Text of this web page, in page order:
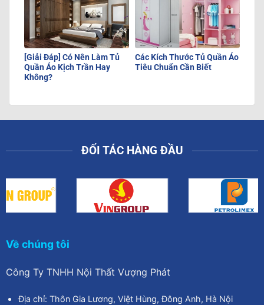
[Giải Đáp] Có Nên Làm Tủ
Quần Áo Kịch Trần Hay
Không?
Các Kích Thước Tủ Quần Áo
Tiêu Chuẩn Cần Biết
ĐỐI TÁC HÀNG ĐẦU
Về chúng tôi
Công Ty TNHH Nội Thất Vượng Phát
Địa chỉ: Thôn Gia Lương, Việt Hùng, Đông Anh, Hà Nội